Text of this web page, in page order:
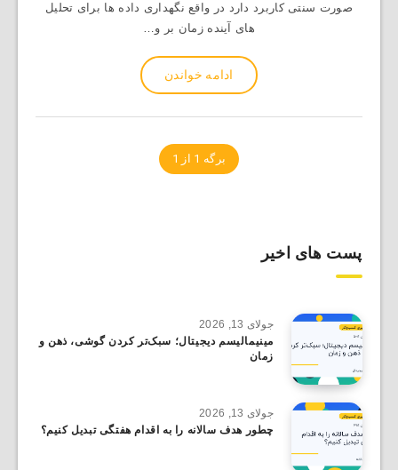
صورت سنتی کاربرد دارد در واقع نگهداری داده‌ ها برای تحلیل
‌های آینده زمان ‌بر و…
ادامه خواندن
برگه 1 از 1
پست های اخیر
جولای 13, 2026
مینیمالیسم دیجیتال؛ سبک‌تر کردن گوشی، ذهن و
زمان
جولای 13, 2026
چطور هدف سالانه را به اقدام هفتگی تبدیل کنیم؟